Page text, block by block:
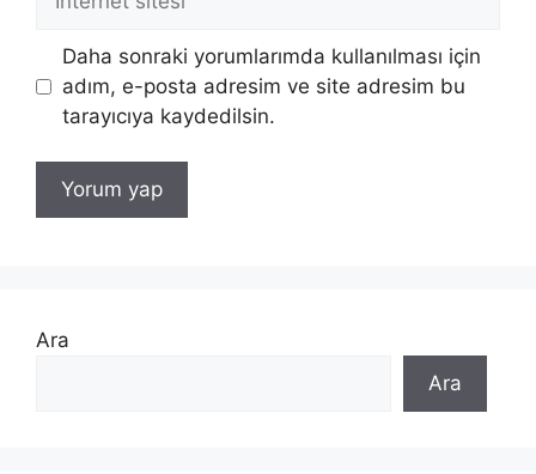
sitesi
Daha sonraki yorumlarımda kullanılması için
adım, e-posta adresim ve site adresim bu
tarayıcıya kaydedilsin.
Ara
Ara